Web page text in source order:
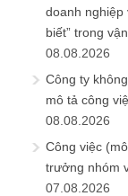
doanh nghiệp
biết” trong
08.08.2026
Công ty
mô tả công
08.08.2026
Công việc
trưởng nhóm
07.08.2026